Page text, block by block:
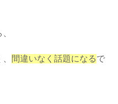
間違いなく話題になるで